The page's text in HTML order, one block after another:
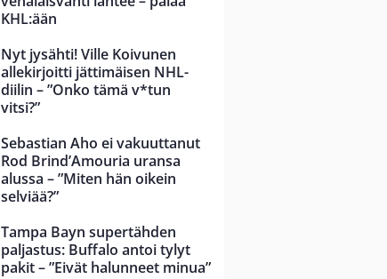
KHL:ään
Nyt jysähti! Ville Koivunen
allekirjoitti jättimäisen NHL-
diilin – ”Onko tämä v*tun
vitsi?”
Sebastian Aho ei vakuuttanut
Rod Brind’Amouria uransa
alussa – ”Miten hän oikein
selviää?”
Tampa Bayn supertähden
paljastus: Buffalo antoi tylyt
pakit – ”Eivät halunneet minua”